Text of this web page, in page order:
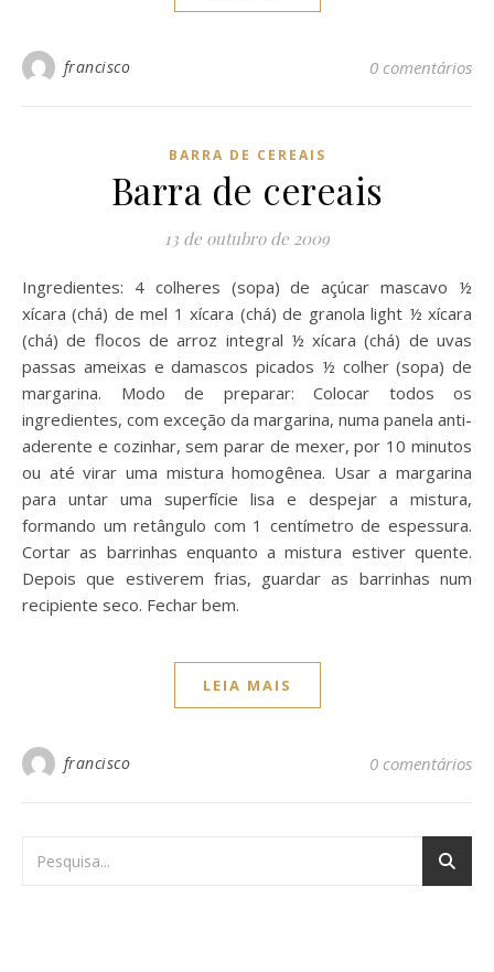
francisco 0 comentários
BARRA DE CEREAIS
Barra de cereais
13 de outubro de 2009
Ingredientes: 4 colheres (sopa) de açúcar mascavo ½
xícara (chá) de mel 1 xícara (chá) de granola light ½ xícara
(chá) de flocos de arroz integral ½ xícara (chá) de uvas
passas ameixas e damascos picados ½ colher (sopa) de
margarina. Modo de preparar: Colocar todos os
ingredientes, com exceção da margarina, numa panela anti-
aderente e cozinhar, sem parar de mexer, por 10 minutos
ou até virar uma mistura homogênea. Usar a margarina
para untar uma superfície lisa e despejar a mistura,
formando um retângulo com 1 centímetro de espessura.
Cortar as barrinhas enquanto a mistura estiver quente.
Depois que estiverem frias, guardar as barrinhas num
recipiente seco. Fechar bem.
LEIA MAIS
francisco 0 comentários